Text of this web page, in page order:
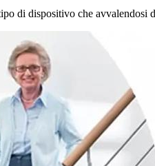
di dispositivo che avvalendosi